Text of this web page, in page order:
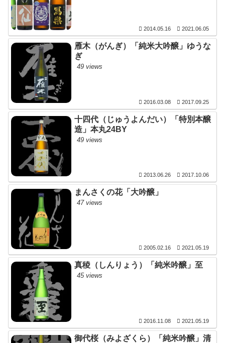
2014.05.16 2021.06.05
雁木（がんぎ）「純米大吟醸」ゆうな
ぎ
49 views
2016.03.08 2017.09.25
十四代（じゅうよんだい）「特別本醸
造」本丸24BY
49 views
2013.06.26 2017.10.06
まんさくの花「大吟醸」
47 views
2005.02.16 2021.05.19
真稜（しんりょう）「純米吟醸」至
45 views
2016.11.08 2021.05.19
御代桜（みよざくら）「純米吟醸」清